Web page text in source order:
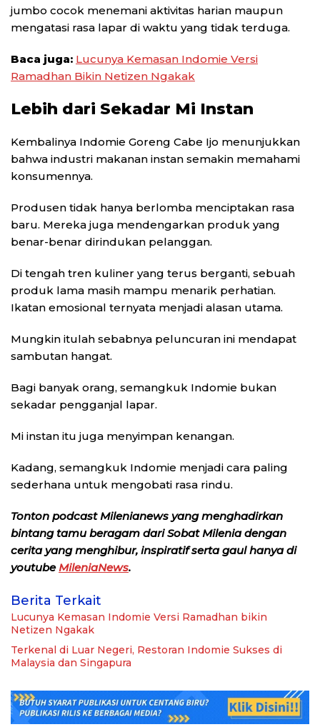
jumbo cocok menemani aktivitas harian maupun
mengatasi rasa lapar di waktu yang tidak terduga.
Baca juga: Lucunya Kemasan Indomie Versi
Ramadhan Bikin Netizen Ngakak
Lebih dari Sekadar Mi Instan
Kembalinya Indomie Goreng Cabe Ijo menunjukkan
bahwa industri makanan instan semakin memahami
konsumennya.
Produsen tidak hanya berlomba menciptakan rasa
baru. Mereka juga mendengarkan produk yang
benar-benar dirindukan pelanggan.
Di tengah tren kuliner yang terus berganti, sebuah
produk lama masih mampu menarik perhatian.
Ikatan emosional ternyata menjadi alasan utama.
Mungkin itulah sebabnya peluncuran ini mendapat
sambutan hangat.
Bagi banyak orang, semangkuk Indomie bukan
sekadar pengganjal lapar.
Mi instan itu juga menyimpan kenangan.
Kadang, semangkuk Indomie menjadi cara paling
sederhana untuk mengobati rasa rindu.
Tonton podcast Milenianews yang menghadirkan
bintang tamu beragam dari Sobat Milenia dengan
cerita yang menghibur, inspiratif serta gaul hanya di
youtubeMileniaNews.
Berita Terkait
Lucunya Kemasan Indomie Versi Ramadhan bikin
Netizen Ngakak
Terkenal di Luar Negeri, Restoran Indomie Sukses di
Malaysia dan Singapura